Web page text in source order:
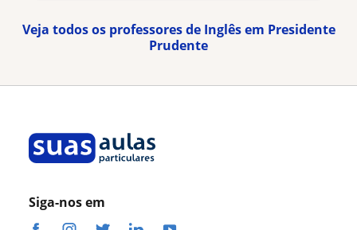
Veja todos os professores de Inglês em Presidente
Prudente
Siga-nos em